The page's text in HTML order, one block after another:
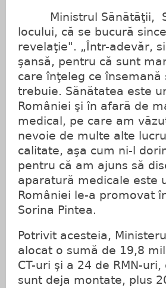
Ministrul Sănătăţii,
locului, că se bucură
revelaţie". „Într-adevăr,
şansă, pentru că sunt
care înţeleg ce
trebuie. Sănătatea este
României şi în afară de
medical, pe care am
nevoie de multe alte
calitate, aşa cum ni-l
pentru că am ajuns să
aparatură medicale este
României le-a promovat
Sorina Pintea.
Potrivit acesteia,
alocat o sumă de 19,8
CT-uri şi a 24 de RMN-
sunt deja montate, plus